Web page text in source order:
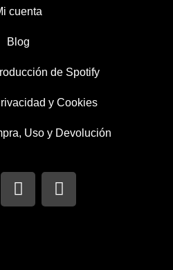
cuenta
Blog
de Spotify
y Cookies
Uso y Devolución
T
w
i
F
a
c